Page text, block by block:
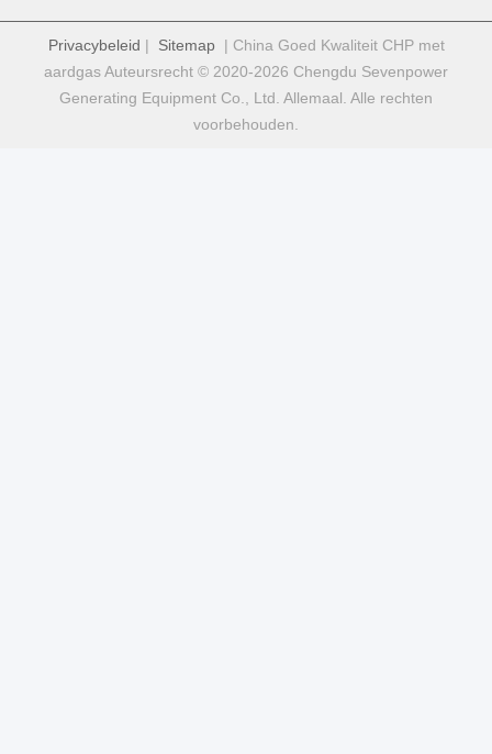
Privacybeleid | Sitemap| China Goed Kwaliteit CHP met
aardgas Auteursrecht © 2020-2026 Chengdu Sevenpower
Generating Equipment Co., Ltd. Allemaal. Alle rechten
voorbehouden.